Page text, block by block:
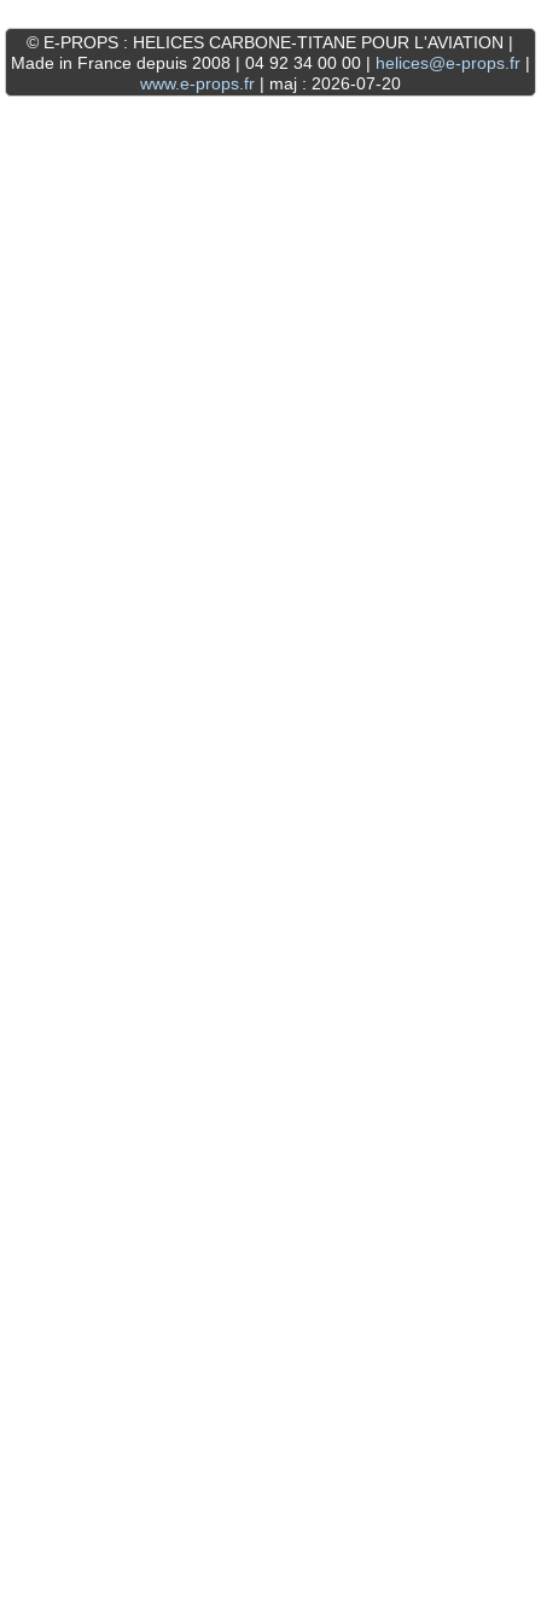
© E-PROPS : HELICES CARBONE-TITANE POUR L'AVIATION |
Made in France depuis 2008 | 04 92 34 00 00 | helices@e-props.fr|
www.e-props.fr| maj : 2026-07-20